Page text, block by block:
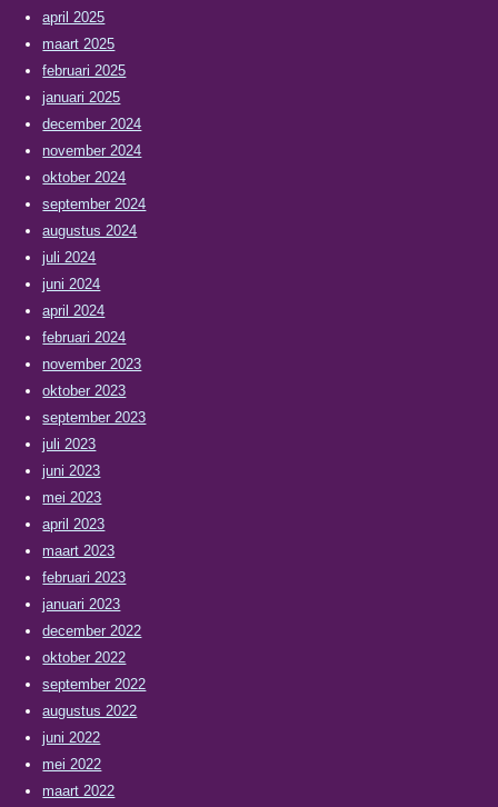
april 2025
maart 2025
februari 2025
januari 2025
december 2024
november 2024
oktober 2024
september 2024
augustus 2024
juli 2024
juni 2024
april 2024
februari 2024
november 2023
oktober 2023
september 2023
juli 2023
juni 2023
mei 2023
april 2023
maart 2023
februari 2023
januari 2023
december 2022
oktober 2022
september 2022
augustus 2022
juni 2022
mei 2022
maart 2022